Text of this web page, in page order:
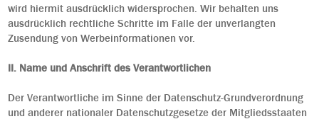
wird hiermit ausdrücklich widersprochen. Wir behalten uns
ausdrücklich rechtliche Schritte im Falle der unverlangten
Zusendung von Werbeinformationen vor.
II. Name und Anschrift des Verantwortlichen
Der Verantwortliche im Sinne der Datenschutz-Grundverordnung
und anderer nationaler Datenschutzgesetze der Mitgliedsstaaten